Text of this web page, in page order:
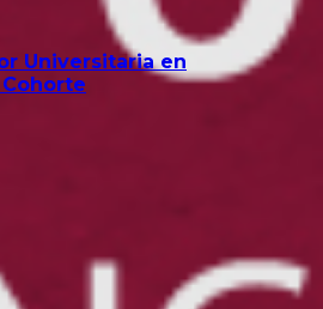
Universitaria en
Cohorte